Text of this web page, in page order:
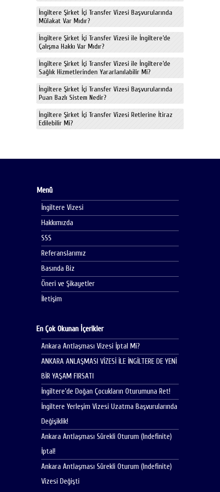
İngiltere Şirket İçi Transfer Vizesi Başvurularında
Mülakat Var Mıdır?
İngiltere Şirket İçi Transfer Vizesi ile İngiltere’de
Çalışma Hakkı Var Mıdır?
İngiltere Şirket İçi Transfer Vizesi ile İngiltere’de
Sağlık Hizmetlerinden Yararlanılabilir Mi?
İngiltere Şirket İçi Transfer Vizesi Başvurularında
Puan Bazlı Sistem Nedir?
İngiltere Şirket İçi Transfer Vizesi Retlerine İtiraz
Edilebilir Mi?
Menü
İngiltere Vizesi
Hakkımızda
SSS
Referanslarımız
Basında Biz
Öneri ve Şikayetler
İletişim
En Çok Okunan İçerikler
Ankara Antlaşması Vizesi İptal Mi?
ANKARA ANLAŞMASI VİZESİ İLE İNGİLTERE DE YENİ
BİR YAŞAM FIRSATI
İngiltere’de Doğan Çocukların Oturumuna Ret!
İngiltere Yerleşim Vizesi Uzatma Başvurularında
Değişiklik!
Ankara Antlaşması Sürekli Oturum (Indefinite)
İptal!
Ankara Antlaşması Sürekli Oturum (Indefinite)
Vizesi Değişti